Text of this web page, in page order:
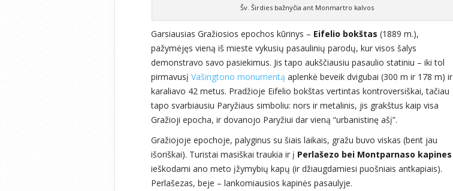
Šv. Širdies bažnyčia ant Monmartro kalvos
Garsiausias Gražiosios epochos kūrinys – Eifelio bokštas (1889 m.),
pažymėjęs vieną iš mieste vykusių pasaulinių parodų, kur visos šalys
demonstravo savo pasiekimus. Jis tapo aukščiausiu pasaulio statiniu – iki tol
pirmavusį Vašingtono monumentą aplenkė beveik dvigubai (300 m ir 178 m) ir
karaliavo 42 metus. Pradžioje Eifelio bokštas vertintas kontroversiškai, tačiau
tapo svarbiausiu Paryžiaus simboliu: nors ir metalinis, jis grakštus kaip visa
Gražioji epocha, ir dovanojo Paryžiui dar vieną “urbanistinę ašį”.
Gražiojoje epochoje, palyginus su šiais laikais, gražu buvo viskas (bent jau
išoriškai). Turistai masiškai traukia ir į Perlašezo bei Montparnaso kapines
ieškodami ano meto įžymybių kapų (ir džiaugdamiesi puošniais antkapiais).
Perlašezas, beje – lankomiausios kapinės pasaulyje.